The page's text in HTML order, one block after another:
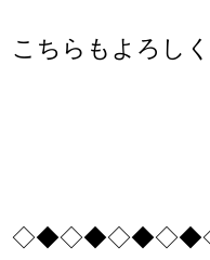
こちらもよろし